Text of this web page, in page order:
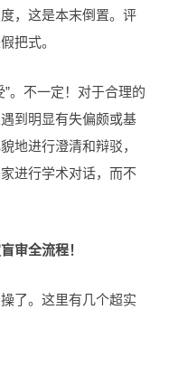
，这是本末倒置。评
把式。
。不一定！对于合理的
到明显有失偏颇或基
地进行澄清和辩驳，
进行学术对话，而不
审全流程！
了。这里有几个超实